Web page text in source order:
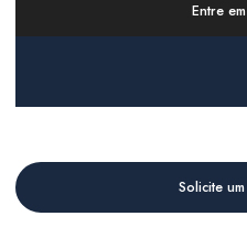
Entre
Solicite